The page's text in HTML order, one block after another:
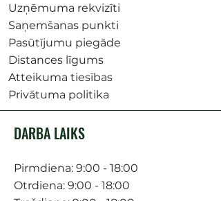
Uzņēmuma rekvizīti
Saņemšanas punkti
Pasūtījumu piegāde
Distances līgums
Atteikuma tiesības
Privātuma politika
DARBA LAIKS
Pirmdiena: 9:00 - 18:00
Otrdiena: 9:00 - 18:00